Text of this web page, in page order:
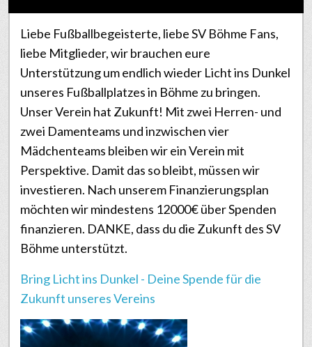
Liebe Fußballbegeisterte, liebe SV Böhme Fans,
liebe Mitglieder, wir brauchen eure
Unterstützung um endlich wieder Licht ins Dunkel
unseres Fußballplatzes in Böhme zu bringen.
Unser Verein hat Zukunft! Mit zwei Herren- und
zwei Damenteams und inzwischen vier
Mädchenteams bleiben wir ein Verein mit
Perspektive. Damit das so bleibt, müssen wir
investieren. Nach unserem Finanzierungsplan
möchten wir mindestens 12000€ über Spenden
finanzieren. DANKE, dass du die Zukunft des SV
Böhme unterstützt.
Bring Licht ins Dunkel - Deine Spende für die
Zukunft unseres Vereins